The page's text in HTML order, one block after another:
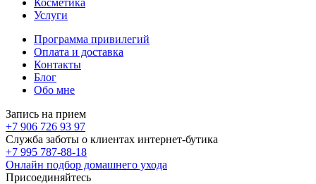
Услуги
Программа привилегий
Оплата и доставка
Контакты
Блог
Обо мне
Запись на прием
+7 906 726 93 97
Служба заботы о клиентах интернет-бутика
+7 995 787-88-18
Онлайн подбор домашнего ухода
Присоединяйтесь